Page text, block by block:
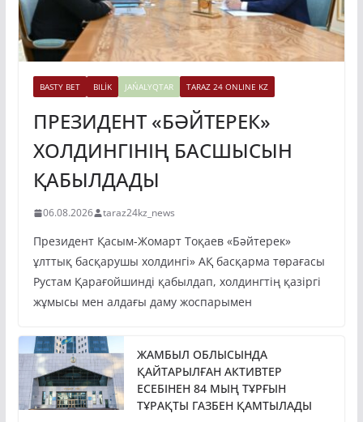
BASTY BET BILİK JAŃALYQTAR TARAZ 24 ONLINE KZ
ПРЕЗИДЕНТ «БӘЙТЕРЕК»
ХОЛДИНГІНІҢ БАСШЫСЫН
ҚАБЫЛДАДЫ
06.08.2026 taraz24kz_news
Президент Қасым-Жомарт Тоқаев «Бәйтерек»
ұлттық басқарушы холдингі» АҚ басқарма төрағасы
Рустам Қарағойшинді қабылдап, холдингтің қазіргі
жұмысы мен алдағы даму жоспарымен
ЖАМБЫЛ ОБЛЫСЫНДА
ҚАЙТАРЫЛҒАН АКТИВТЕР
ЕСЕБІНЕН 84 МЫҢ ТҰРҒЫН
ТҰРАҚТЫ ГАЗБЕН ҚАМТЫЛАДЫ